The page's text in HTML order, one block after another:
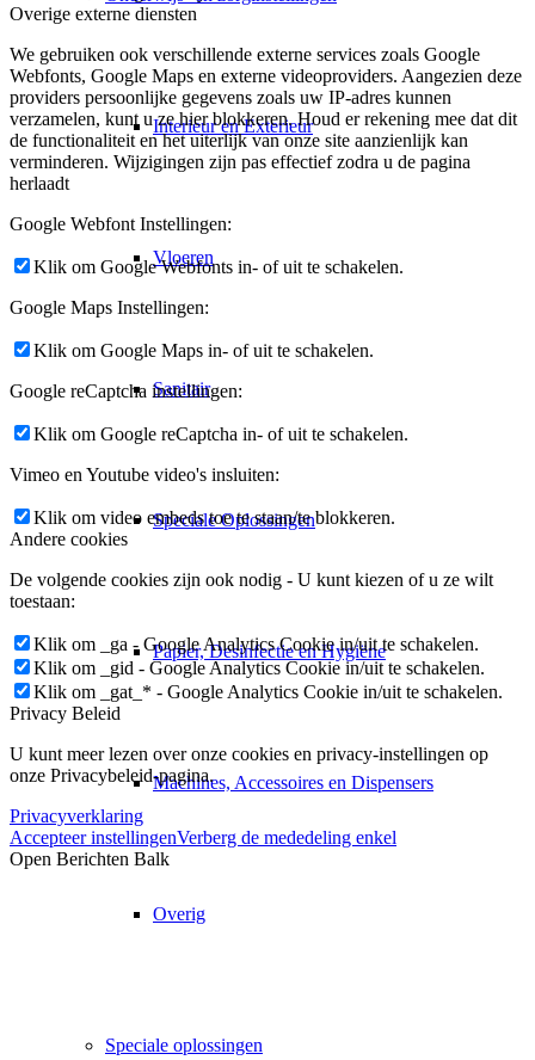
Interieur en Exterieur
Vloeren
Sanitair
Speciale Oplossingen
Papier, Desinfectie en Hygiëne
Machines, Accessoires en Dispensers
Overig
Speciale oplossingen
Overige externe diensten
We gebruiken ook verschillende externe services zoals Google
Webfonts, Google Maps en externe videoproviders. Aangezien deze
providers persoonlijke gegevens zoals uw IP-adres kunnen
verzamelen, kunt u ze hier blokkeren. Houd er rekening mee dat dit
de functionaliteit en het uiterlijk van onze site aanzienlijk kan
verminderen. Wijzigingen zijn pas effectief zodra u de pagina
herlaadt
Google Webfont Instellingen:
Klik om Google Webfonts in- of uit te schakelen.
Google Maps Instellingen:
Klik om Google Maps in- of uit te schakelen.
Google reCaptcha instellingen:
Klik om Google reCaptcha in- of uit te schakelen.
Vimeo en Youtube video's insluiten:
Klik om video embeds toe te staan/te blokkeren.
Andere cookies
De volgende cookies zijn ook nodig - U kunt kiezen of u ze wilt
toestaan:
Klik om _ga - Google Analytics Cookie in/uit te schakelen.
Klik om _gid - Google Analytics Cookie in/uit te schakelen.
Klik om _gat_* - Google Analytics Cookie in/uit te schakelen.
Privacy Beleid
U kunt meer lezen over onze cookies en privacy-instellingen op
onze Privacybeleid-pagina.
Privacyverklaring
Accepteer instellingenVerberg de mededeling enkel
Open Berichten Balk